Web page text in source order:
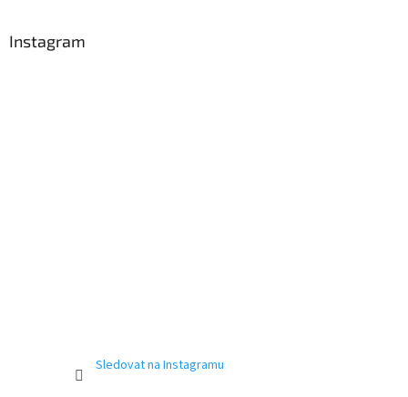
Instagram
Sledovat na Instagramu